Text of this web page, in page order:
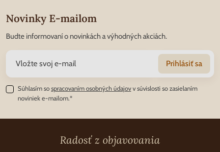
Novinky E-mailom
Budte informovaní o novinkách a výhodných akciách.
Prihlásiť sa
Súhlasím sospracovaním osobných údajovv súvislosti so zasielaním
noviniek e-mailom.*
Radosť z objavovania